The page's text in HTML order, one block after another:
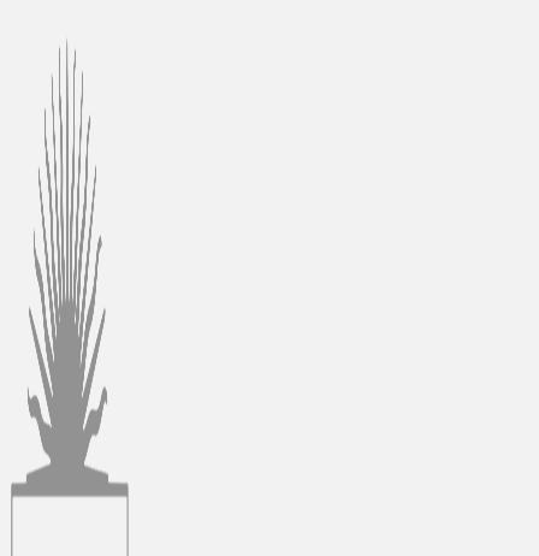
contenido